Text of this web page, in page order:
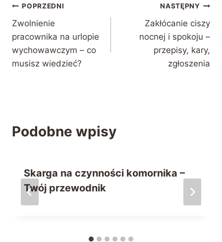
Nawigacja
wpisu
POPRZEDNI
Zwolnienie
pracownika na urlopie
wychowawczym – co
musisz wiedzieć?
NASTĘPNY
Zakłócanie ciszy
nocnej i spokoju –
przepisy, kary,
zgłoszenia
Podobne wpisy
Skarga na czynności komornika –
Twój przewodnik